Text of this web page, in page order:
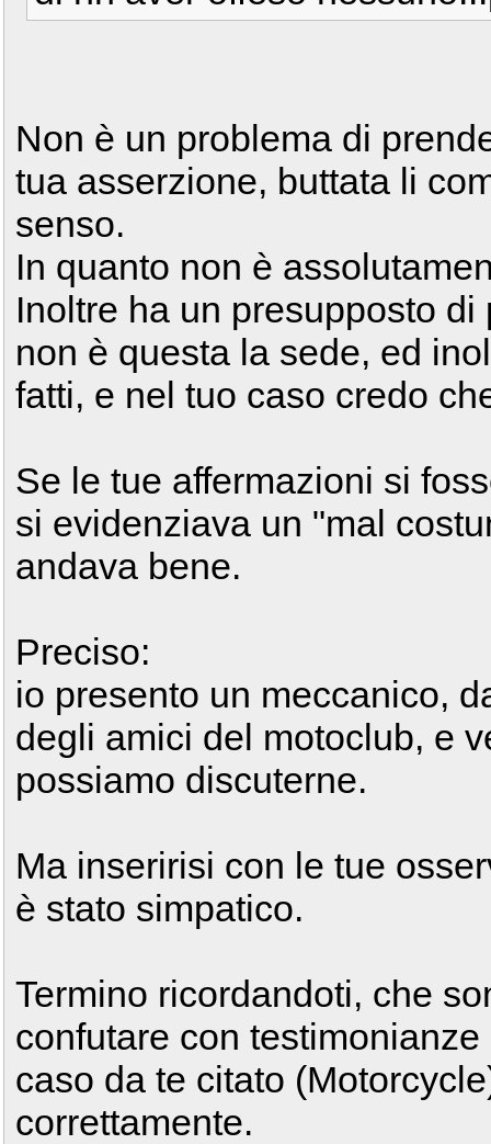
Non è un problema di
tua asserzione, buttata li
senso.
In quanto non è
Inoltre ha un presupposto
non è questa la sede, ed
fatti, e nel tuo caso credo
Se le tue affermazioni si
si evidenziava un "mal
andava bene.
Preciso:
io presento un meccanico,
degli amici del motoclub, e
possiamo discuterne.
Ma inseririsi con le tue
è stato simpatico.
Termino ricordandoti, che
confutare con
caso da te citato
correttamente.